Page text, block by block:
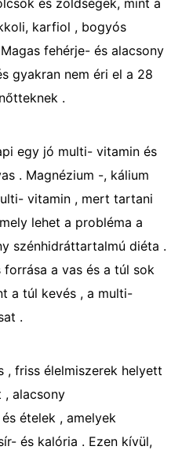
és zöldségek, mint a
karfiol , bogyós
fehérje- és alacsony
gyakran nem éri el a 28
.
egy jó multi- vitamin és
. Magnézium -, kálium
vitamin , mert tartani
lehet a probléma a
szénhidráttartalmú diéta .
a vas és a túl sok
a túl kevés , a multi-
.
, friss élelmiszerek helyett
alacsony
ételek , amelyek
és kalória . Ezen kívül,